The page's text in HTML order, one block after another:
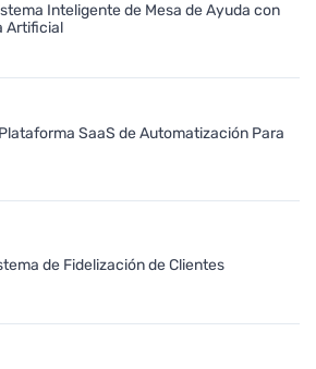
Inteligente de Mesa de Ayuda con
Artificial
SaaS de Automatización Para
de Fidelización de Clientes